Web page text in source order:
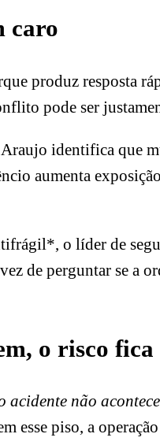
caro
produz resposta
pode ser
identifica que
aumenta
o líder de
de perguntar se a
o risco
acidente não
esse piso, a